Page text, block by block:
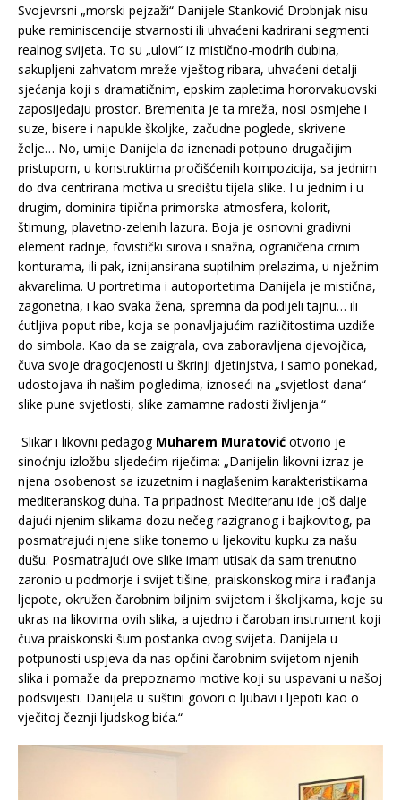
Svojevrsni „morski pejzaži“ Danijele Stanković Drobnjak nisu
puke reminiscencije stvarnosti ili uhvaćeni kadrirani segmenti
realnog svijeta. To su „ulovi“ iz mistično-modrih dubina,
sakupljeni zahvatom mreže vještog ribara, uhvaćeni detalji
sjećanja koji s dramatičnim, epskim zapletima hororvakuovski
zaposijedaju prostor. Bremenita je ta mreža, nosi osmjehe i
suze, bisere i napukle školjke, začudne poglede, skrivene
želje… No, umije Danijela da iznenadi potpuno drugačijim
pristupom, u konstruktima pročišćenih kompozicija, sa jednim
do dva centrirana motiva u središtu tijela slike. I u jednim i u
drugim, dominira tipična primorska atmosfera, kolorit,
štimung, plavetno-zelenih lazura. Boja je osnovni gradivni
element radnje, fovistički sirova i snažna, ograničena crnim
konturama, ili pak, iznijansirana suptilnim prelazima, u nježnim
akvarelima. U portretima i autoportetima Danijela je mistična,
zagonetna, i kao svaka žena, spremna da podijeli tajnu… ili
ćutljiva poput ribe, koja se ponavljajućim različitostima uzdiže
do simbola. Kao da se zaigrala, ova zaboravljena djevojčica,
čuva svoje dragocjenosti u škrinji djetinjstva, i samo ponekad,
udostojava ih našim pogledima, iznoseći na „svjetlost dana“
slike pune svjetlosti, slike zamamne radosti življenja.“
Slikar i likovni pedagog Muharem Muratović otvorio je
sinoćnju izložbu sljedećim riječima: „Danijelin likovni izraz je
njena osobenost sa izuzetnim i naglašenim karakteristikama
mediteranskog duha. Ta pripadnost Mediteranu ide još dalje
dajući njenim slikama dozu nečeg razigranog i bajkovitog, pa
posmatrajući njene slike tonemo u ljekovitu kupku za našu
dušu. Posmatrajući ove slike imam utisak da sam trenutno
zaronio u podmorje i svijet tišine, praiskonskog mira i rađanja
ljepote, okružen čarobnim biljnim svijetom i školjkama, koje su
ukras na likovima ovih slika, a ujedno i čaroban instrument koji
čuva praiskonski šum postanka ovog svijeta. Danijela u
potpunosti uspjeva da nas opčini čarobnim svijetom njenih
slika i pomaže da prepoznamo motive koji su uspavani u našoj
podsvijesti. Danijela u suštini govori o ljubavi i ljepoti kao o
vječitoj čeznji ljudskog bića.“